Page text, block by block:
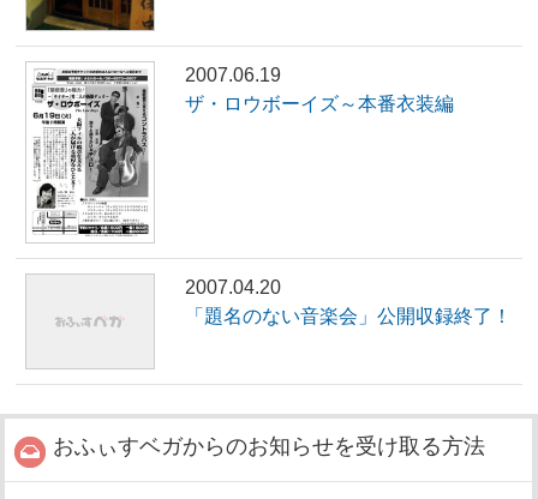
2007.06.19
ザ・ロウボーイズ～本番衣装編
2007.04.20
「題名のない音楽会」公開収録終了！
おふぃすベガからのお知らせを受け取る方法